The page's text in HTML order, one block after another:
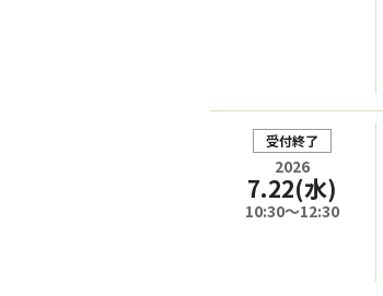
受付終了
2026
7.22(水)
10:30～12:30